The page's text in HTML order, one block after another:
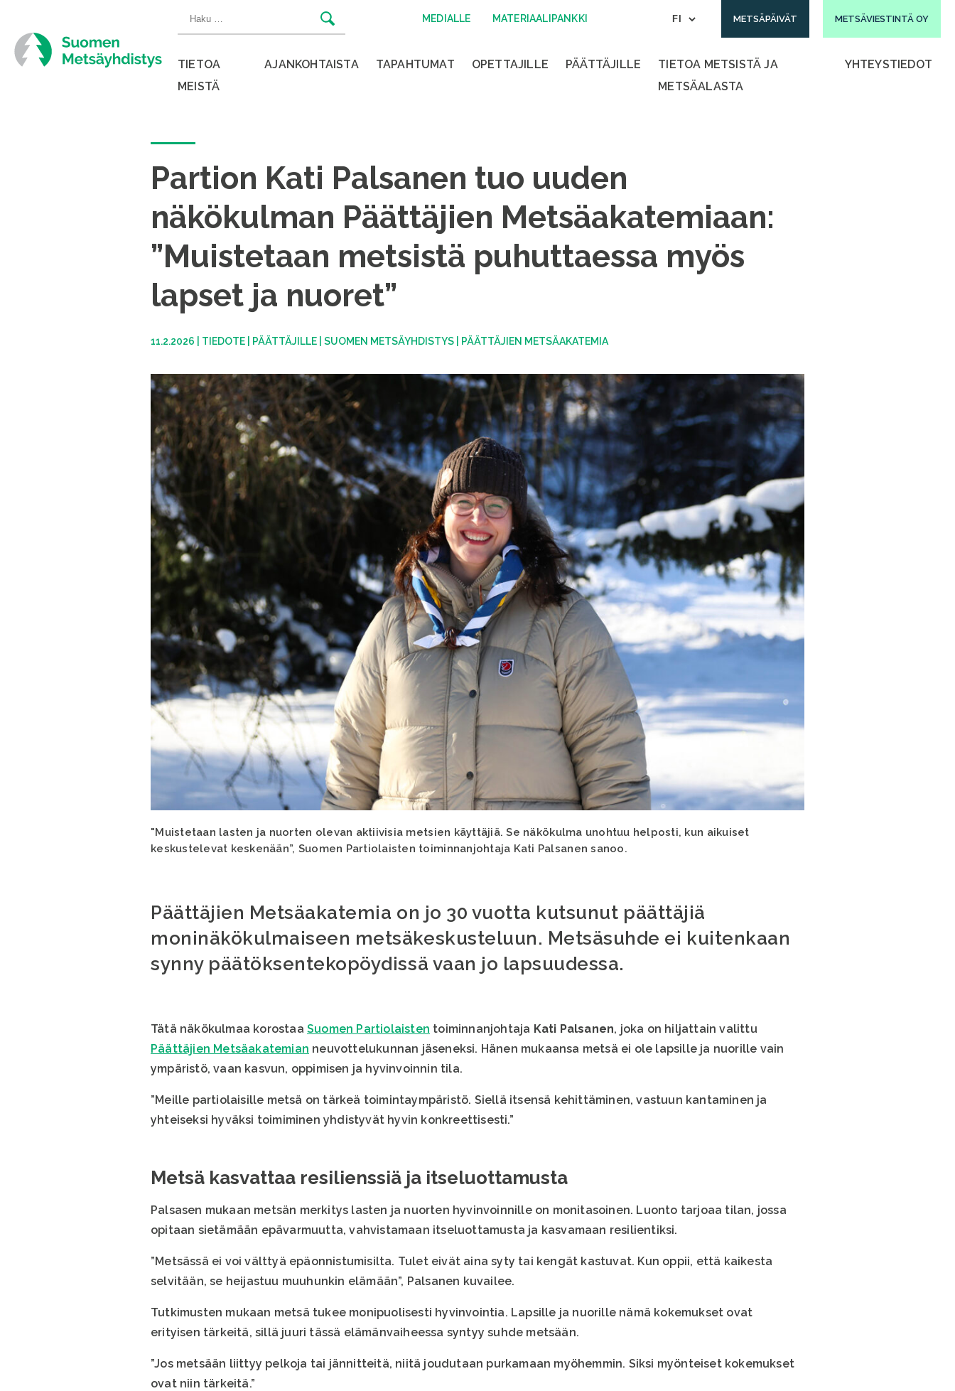
sisältöön
Haku: MEDIALLE MATERIAALIPANKKI METSÄPÄIVÄT METSÄVIESTINTÄ OY
TIETOA
MEISTÄ
AJANKOHTAISTA TAPAHTUMAT OPETTAJILLE PÄÄTTÄJILLE
TIETOA METSISTÄ JA
METSÄALASTA
YHTEYSTIEDOT
Partion Kati Palsanen tuo uuden
näkökulman Päättäjien Metsäakatemiaan:
”Muistetaan metsistä puhuttaessa myös
lapset ja nuoret”
11.2.2026 TIEDOTE PÄÄTTÄJILLE SUOMEN METSÄYHDISTYS PÄÄTTÄJIEN METSÄAKATEMIA
"Muistetaan lasten ja nuorten olevan aktiivisia metsien käyttäjiä. Se näkökulma unohtuu helposti, kun aikuiset
keskustelevat keskenään”, Suomen Partiolaisten toiminnanjohtaja Kati Palsanen sanoo.
Päättäjien Metsäakatemia on jo 30 vuotta kutsunut päättäjiä
moninäkökulmaiseen metsäkeskusteluun. Metsäsuhde ei kuitenkaan
synny päätöksentekopöydissä vaan jo lapsuudessa.
Tätä näkökulmaa korostaa Suomen Partiolaisten toiminnanjohtaja Kati Palsanen, joka on hiljattain valittu
Päättäjien Metsäakatemian neuvottelukunnan jäseneksi. Hänen mukaansa metsä ei ole lapsille ja nuorille vain
ympäristö, vaan kasvun, oppimisen ja hyvinvoinnin tila.
”Meille partiolaisille metsä on tärkeä toimintaympäristö. Siellä itsensä kehittäminen, vastuun kantaminen ja
yhteiseksi hyväksi toimiminen yhdistyvät hyvin konkreettisesti.”
Metsä kasvattaa resilienssiä ja itseluottamusta
Palsasen mukaan metsän merkitys lasten ja nuorten hyvinvoinnille on monitasoinen. Luonto tarjoaa tilan, jossa
opitaan sietämään epävarmuutta, vahvistamaan itseluottamusta ja kasvamaan resilientiksi.
”Metsässä ei voi välttyä epäonnistumisilta. Tulet eivät aina syty tai kengät kastuvat. Kun oppii, että kaikesta
selvitään, se heijastuu muuhunkin elämään”, Palsanen kuvailee.
Tutkimusten mukaan metsä tukee monipuolisesti hyvinvointia. Lapsille ja nuorille nämä kokemukset ovat
erityisen tärkeitä, sillä juuri tässä elämänvaiheessa syntyy suhde metsään.
”Jos metsään liittyy pelkoja tai jännitteitä, niitä joudutaan purkamaan myöhemmin. Siksi myönteiset kokemukset
ovat niin tärkeitä.”